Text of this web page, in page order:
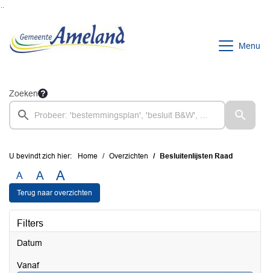
Menu
Zoeken
U bevindt zich hier: Home Overzichten Besluitenlijsten Raad
A A A
Terug naar overzichten
Filters
Datum
vanaf